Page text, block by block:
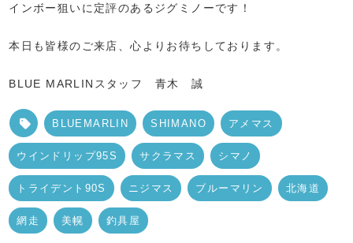
インボー狙いに定評のあるジグミノーです！
本日も皆様のご来店、心よりお待ちしております。
BLUE MARLINスタッフ 青木 誠
BLUEMARLIN SHIMANO アメマス
ウインドリップ95S サクラマス シマノ
トライデント90S ニジマス ブルーマリン 北海道
網走 美幌 釣具屋